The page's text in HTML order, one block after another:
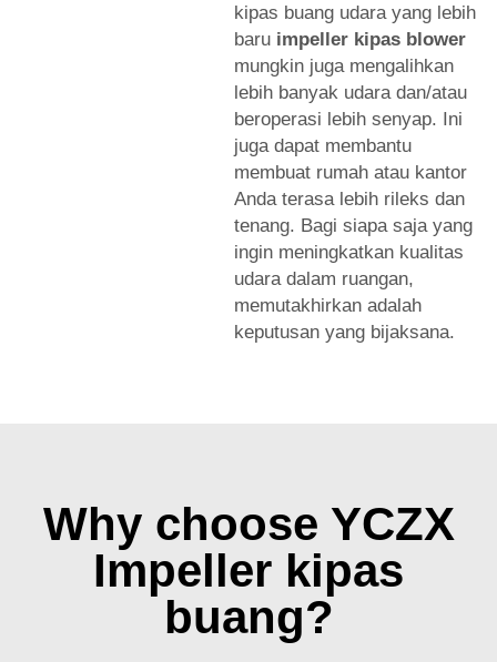
kipas buang udara yang lebih
baru impeller kipas blower
mungkin juga mengalihkan
lebih banyak udara dan/atau
beroperasi lebih senyap. Ini
juga dapat membantu
membuat rumah atau kantor
Anda terasa lebih rileks dan
tenang. Bagi siapa saja yang
ingin meningkatkan kualitas
udara dalam ruangan,
memutakhirkan adalah
keputusan yang bijaksana.
Why choose YCZX
Impeller kipas
buang?